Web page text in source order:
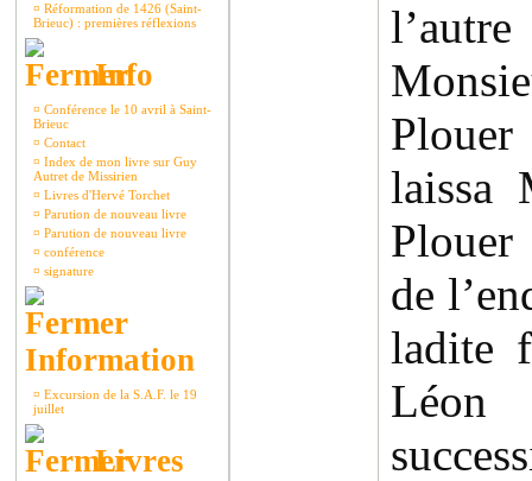
¤ Réformation de 1426 (Saint-
Brieuc) : premières réflexions
Info
¤ Conférence le 10 avril à Saint-
Brieuc
¤ Contact
¤ Index de mon livre sur Guy
Autret de Missirien
¤ Livres d'Hervé Torchet
¤ Parution de nouveau livre
¤ Parution de nouveau livre
¤ conférence
¤ signature
Information
¤ Excursion de la S.A.F. le 19
juillet
Livres
Plouer
laissa
de
ladite